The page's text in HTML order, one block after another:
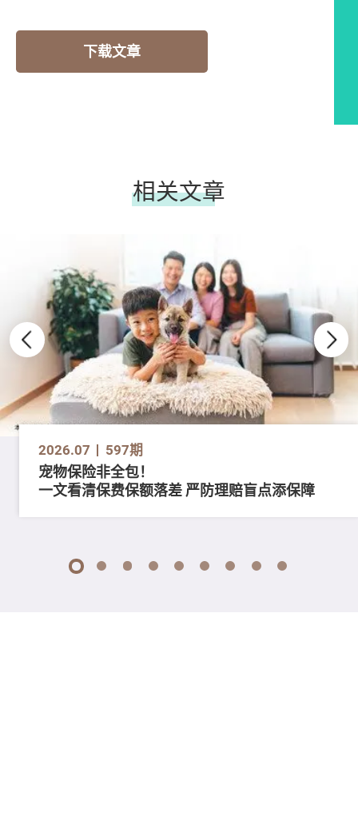
下载文章
相关文章
2026.07 597期
宠物保险非全包！
一文看清保费保额落差 严防理赔盲点添保障
1 2 3 4 5 6 7 8 9